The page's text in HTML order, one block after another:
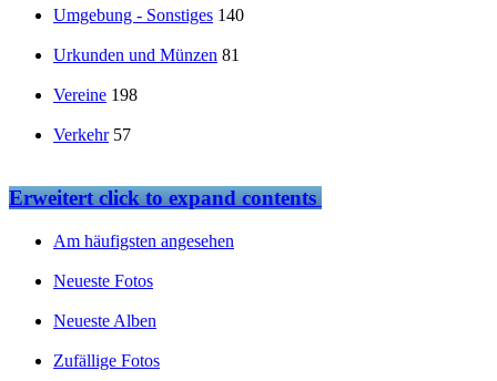
Umgebung - Sonstiges 140
Urkunden und Münzen 81
Vereine 198
Verkehr 57
Erweitertclick to expand contents
Am häufigsten angesehen
Neueste Fotos
Neueste Alben
Zufällige Fotos